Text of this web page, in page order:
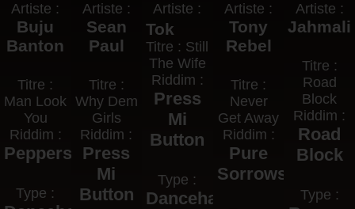
Artiste :
Buju
Banton
Titre :
Man Look
You
Riddim :
Pepperseed
Type :
Artiste :
Sean
Paul
Titre :
Why Dem
Girls
Riddim :
Press
Mi
Button
Artiste :
Tok
Titre : Still
The Wife
Riddim :
Press
Mi
Button
Type :
Dancehall
Artiste :
Tony
Rebel
Titre :
Never
Get Away
Riddim :
Pure
Sorrows
Artiste :
Jahmali
Titre :
Road
Block
Riddim :
Road
Block
Type :